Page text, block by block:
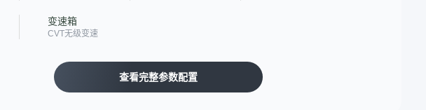
变速箱
CVT无级变速
查看完整参数配置